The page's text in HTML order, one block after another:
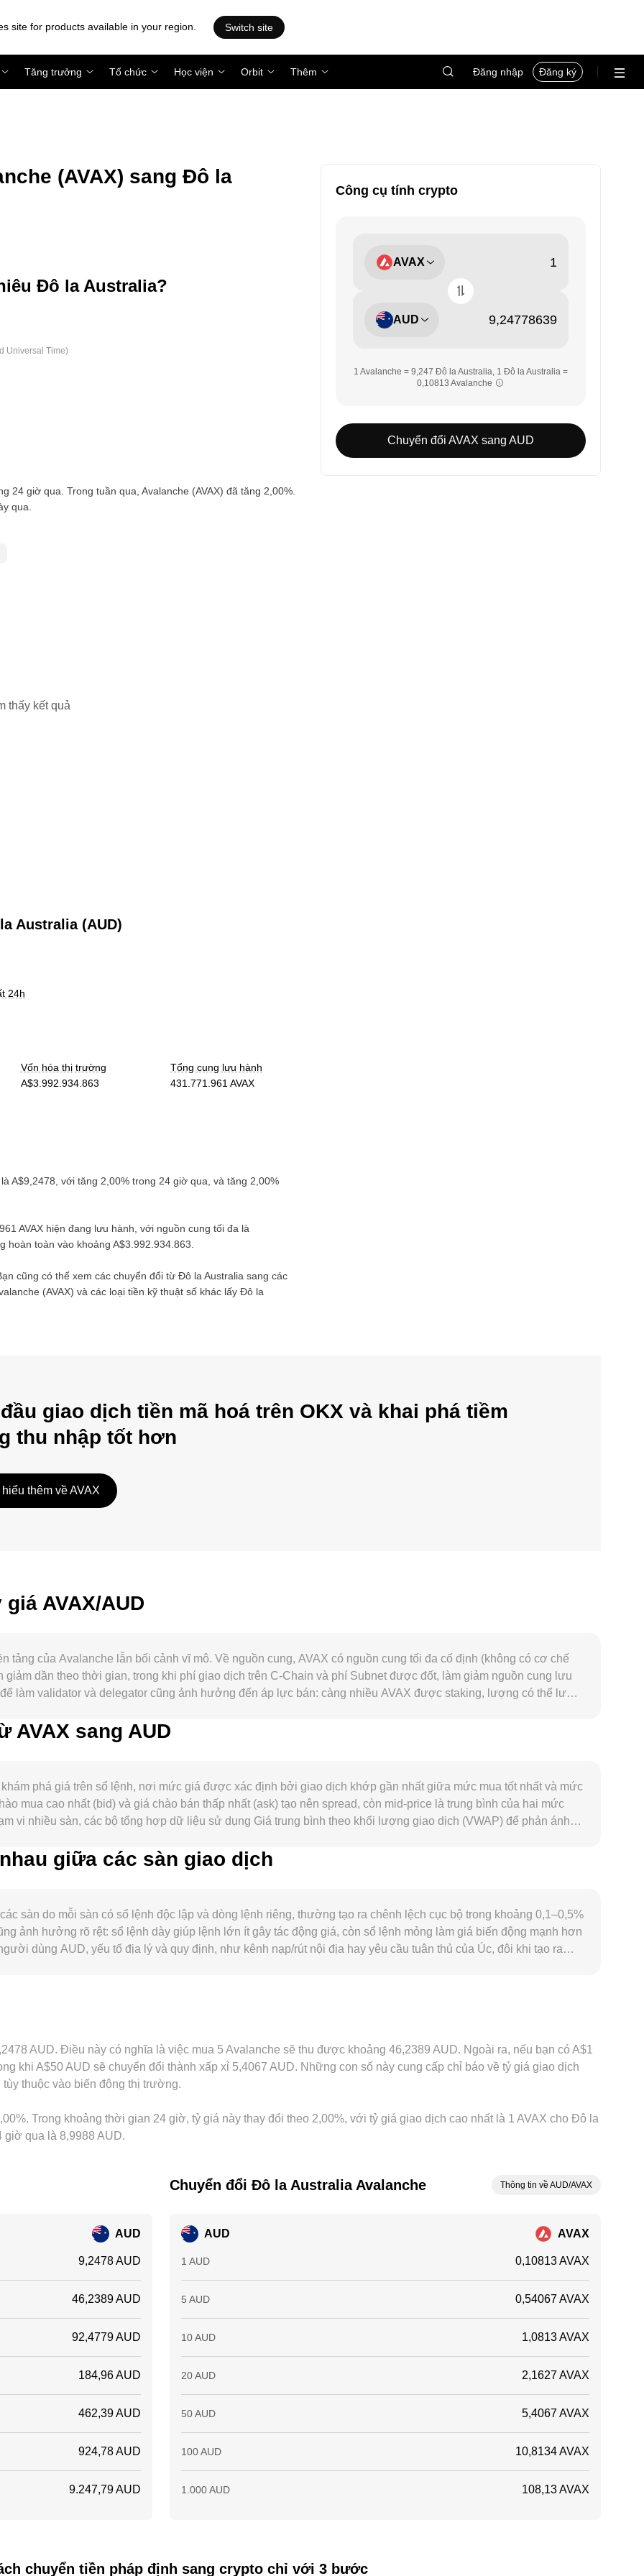
site for products available in your region. Switch site
Tăng trưởng Tổ chức Học viện Orbit Thêm Đăng nhập Đăng ký
(AVAX) sang Đô la
Đô la Australia?
Universal Time)
24 giờ qua. Trong tuần qua, Avalanche (AVAX) đã tăng 2,00%.
qua.
thấy kết quả
Australia (AUD)
24h
Vốn hóa thị trường
A$3.992.934.863
Tổng cung lưu hành
431.771.961 AVAX
A$9,2478 , với tăng 2,00% trong 24 giờ qua, và tăng 2,00%
AVAX hiện đang lưu hành, với nguồn cung tối đa là
hoàn toàn vào khoảng A$3.992.934.863
cũng có thể xem các chuyển đổi từ Đô la Australia sang các
(AVAX) và các loại tiền kỹ thuật số khác lấy Đô la
Công cụ tính crypto
AVAX
AUD
1 Avalanche = 9,247 Đô la Australia, 1 Đô la Australia =
0,10813 Avalanche
Chuyển đổi AVAX sang AUD
giao dịch tiền mã hoá trên OKX và khai phá tiềm
thu nhập tốt hơn
thêm về AVAX
AVAX/AUD
tảng của Avalanche lẫn bối cảnh vĩ mô. Về nguồn cung, AVAX có nguồn cung tối đa cố định (không có cơ chế
dần theo thời gian, trong khi phí giao dịch trên C-Chain và phí Subnet được đốt, làm giảm nguồn cung lưu
làm validator và delegator cũng ảnh hưởng đến áp lực bán: càng nhiều AVAX được staking, lượng có thể lưu
chương trình khuyến khích thanh khoản có thể kéo thêm dòng vốn vào AVAX. Ở bình diện vĩ mô, AVAX
Bitcoin; các đợt biến động lan tỏa từ BTC có thể chi phối ngắn hạn. Mặt khác, sức mạnh của AUD cũng quan
dẫn của ASIC về sản phẩm tài sản số, hay cách phân loại và thuế đối với phần thưởng staking có thể thay
tại thị trường AUD. Ở khía cạnh kỹ thuật thị trường, funding rate trên hợp đồng AVAX perpetual, đáo hạn
dòng chảy “cá voi” như chuyển AVAX on-chain lên sàn hoặc hoạt động ví liên quan đến quỹ/treasury của hệ sinh
AVAX/AUD.
AVAX sang AUD
phá giá trên sổ lệnh, nơi mức giá được xác định bởi giao dịch khớp gần nhất giữa mức mua tốt nhất và mức
mua cao nhất (bid) và giá chào bán thấp nhất (ask) tạo nên spread, còn mid-price là trung bình của hai mức
vi nhiều sàn, các bộ tổng hợp dữ liệu sử dụng Giá trung bình theo khối lượng giao dịch (VWAP) để phản ánh
và ngược lại Số lượng AVAX = Giá trị tính theo AUD / conversion rate. Ngoài các sàn tập trung, AVAX còn
Trader Joe hay Pangolin, nơi AMM sử dụng công thức x × y = k; trong đó giá tức thời của AVAX theo AUD suy
tham chiếu conversion rate AVAX/AUD.
giữa các sàn giao dịch
sàn do mỗi sàn có sổ lệnh độc lập và dòng lệnh riêng, thường tạo ra chênh lệch cục bộ trong khoảng 0,1–0,5%
ảnh hưởng rõ rệt: sổ lệnh dày giúp lệnh lớn ít gây tác động giá, còn sổ lệnh mỏng làm giá biến động mạnh hơn
dùng AUD, yếu tố địa lý và quy định, như kênh nạp/rút nội địa hay yêu cầu tuân thủ của Úc, đôi khi tạo ra
độ trễ mạng, hạn mức rút nạp, và rủi ro thực thi, khiến conversion rate AVAX/AUD vẫn có thể dao động nhẹ
AUD. Điều này có nghĩa là việc mua 5 Avalanche sẽ thu được khoảng 46,2389 AUD. Ngoài ra, nếu bạn có A$1
khi A$50 AUD sẽ chuyển đổi thành xấp xỉ 5,4067 AUD. Những con số này cung cấp chỉ báo về tỷ giá giao dịch
thuộc vào biến động thị trường.
Trong khoảng thời gian 24 giờ, tỷ giá này thay đổi theo 2,00%, với tỷ giá giao dịch cao nhất là 1 AVAX cho Đô la
giờ qua là 8,9988 AUD.
AUD
9,2478 AUD
46,2389 AUD
92,4779 AUD
184,96 AUD
462,39 AUD
924,78 AUD
9.247,79 AUD
Chuyển đổi Đô la Australia Avalanche Thông tin về AUD/AVAX
AUD AVAX
1 AUD 0,10813 AVAX
5 AUD 0,54067 AVAX
10 AUD 1,0813 AVAX
20 AUD 2,1627 AVAX
50 AUD 5,4067 AVAX
100 AUD 10,8134 AVAX
1.000 AUD 108,13 AVAX
chuyển tiền pháp định sang crypto chỉ với 3 bước